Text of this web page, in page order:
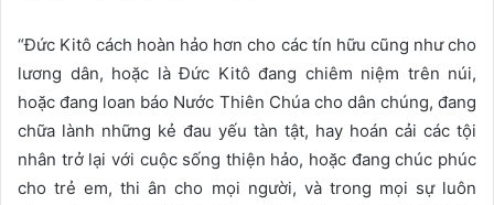
“Đức Kitô cách hoàn hảo hơn cho các tín hữu cũng như cho
lương dân, hoặc là Đức Kitô đang chiêm niệm trên núi,
hoặc đang loan báo Nước Thiên Chúa cho dân chúng, đang
chữa lành những kẻ đau yếu tàn tật, hay hoán cải các tội
nhân trở lại với cuộc sống thiện hảo, hoặc đang chúc phúc
cho trẻ em, thi ân cho mọi người, và trong mọi sự luôn